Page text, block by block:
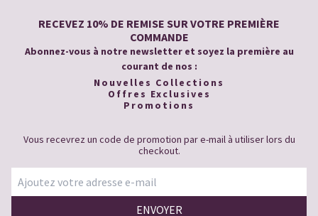
RECEVEZ 10% DE REMISE SUR VOTRE PREMIÈRE
COMMANDE
Abonnez-vous à notre newsletter et soyez la première au
courant de nos :
Nouvelles Collections
Offres Exclusives
Promotions
Vous recevrez un code de promotion par e-mail à utiliser lors du
checkout.